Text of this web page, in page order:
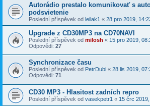
Autorádio prestalo komunikovať s
podsvietenie
Poslední příspěvek od leilak1 « 28 pro 2019,
Upgrade z CD30MP3 na CD70NAVI
Poslední příspěvek od milosh « 15 pro 2019,
Odpovědi: 27
Synchronizace času
Poslední příspěvek od PetrDubi « 28 lis 2019,
Odpovědi: 71
CD30 MP3 - Hlasitost zadních repro
Poslední příspěvek od vasekpetr1 « 15 črc